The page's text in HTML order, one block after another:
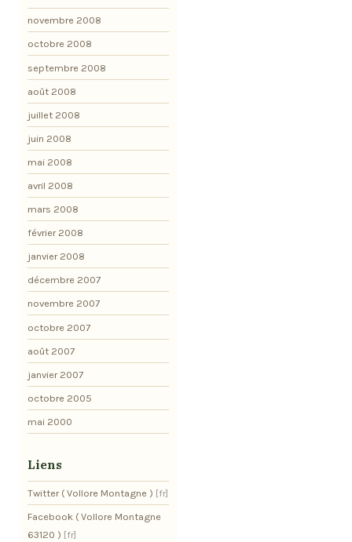
novembre 2008
octobre 2008
septembre 2008
août 2008
juillet 2008
juin 2008
mai 2008
avril 2008
mars 2008
février 2008
janvier 2008
décembre 2007
novembre 2007
octobre 2007
août 2007
janvier 2007
octobre 2005
mai 2000
Liens
Twitter ( Vollore Montagne )
Facebook ( Vollore Montagne
63120 )